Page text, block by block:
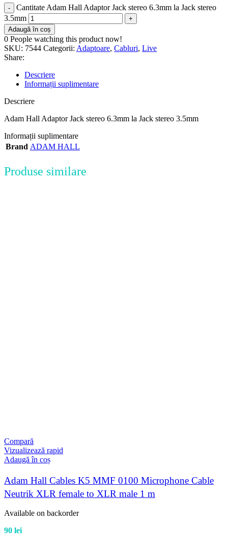
Cantitate Adam Hall Adaptor Jack stereo 6.3mm la Jack stereo
3.5mm
Adaugă în coș
0 People watching this product now!
SKU: 7544 Categorii: Adaptoare, Cabluri, Live
Share:
Descriere
Informații suplimentare
Descriere
Adam Hall Adaptor Jack stereo 6.3mm la Jack stereo 3.5mm
Informații suplimentare
Brand ADAM HALL
Produse similare
Compară
Vizualizează rapid
Adaugă în coș
Adam Hall Cables K5 MMF 0100 Microphone Cable
Neutrik XLR female to XLR male 1 m
Available on backorder
90 lei